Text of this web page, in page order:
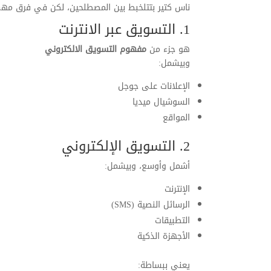
ناس كتير بتتلخبط بين المصطلحين، لكن في فرق
1. التسويق عبر الانترنت
هو جزء منمفهوم التسويق الالكتروني
وبيشمل:
الإعلانات على جوجل
السوشيال ميديا
المواقع
2. التسويق الإلكتروني
أشمل وأوسع، وبيشمل:
الإنترنت
الرسائل النصية (SMS)
التطبيقات
الأجهزة الذكية
يعني ببساطة: